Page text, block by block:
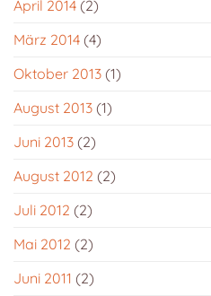
April 2014 (2)
März 2014 (4)
Oktober 2013 (1)
August 2013 (1)
Juni 2013 (2)
August 2012 (2)
Juli 2012 (2)
Mai 2012 (2)
Juni 2011 (2)